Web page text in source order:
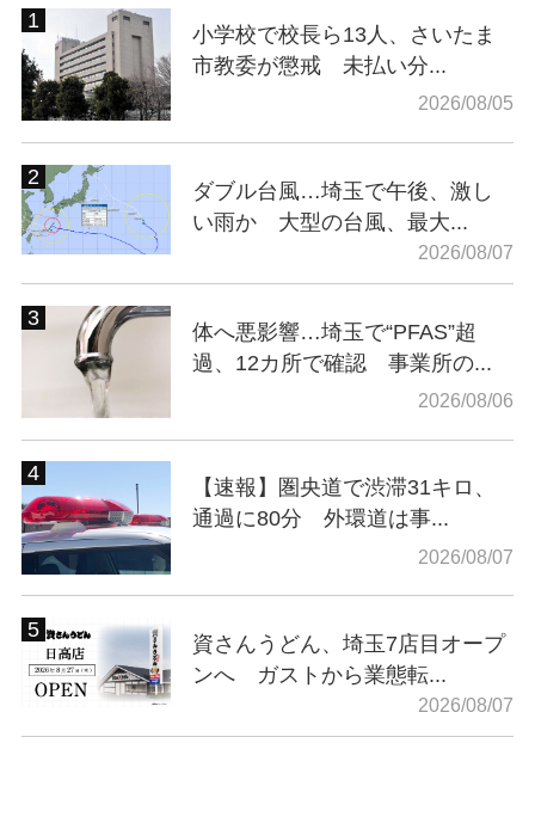
小学校で校長ら13人、さいたま
市教委が懲戒 未払い分...
2026/08/05
ダブル台風…埼玉で午後、激し
い雨か 大型の台風、最大...
2026/08/07
体へ悪影響…埼玉で“PFAS”超
過、12カ所で確認 事業所の...
2026/08/06
【速報】圏央道で渋滞31キロ、
通過に80分 外環道は事...
2026/08/07
資さんうどん、埼玉7店目オープ
ンへ ガストから業態転...
2026/08/07